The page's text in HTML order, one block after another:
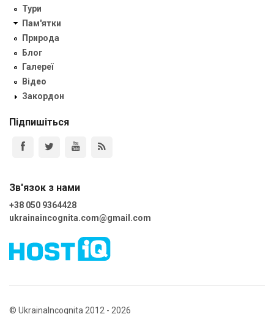
Тури
Пам'ятки
Природа
Блог
Галереї
Відео
Закордон
Підпишіться
Зв'язок з нами
+38 050 9364428
ukrainaincognita.com@gmail.com
© UkrainaIncognita 2012 - 2026